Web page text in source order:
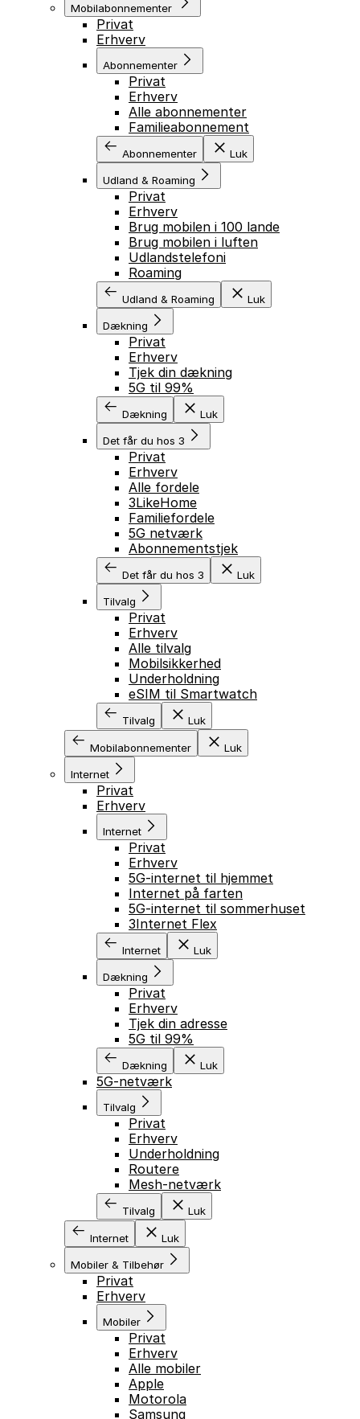
Mobilabonnementer
Privat
Erhverv
Abonnementer
Privat
Erhverv
Alle abonnementer
Familieabonnement
Abonnementer Luk
Udland & Roaming
Privat
Erhverv
Brug mobilen i 100 lande
Brug mobilen i luften
Udlandstelefoni
Roaming
Udland & Roaming Luk
Dækning
Privat
Erhverv
Tjek din dækning
5G til 99%
Dækning Luk
Det får du hos 3
Privat
Erhverv
Alle fordele
3LikeHome
Familiefordele
5G netværk
Abonnementstjek
Det får du hos 3 Luk
Tilvalg
Privat
Erhverv
Alle tilvalg
Mobilsikkerhed
Underholdning
eSIM til Smartwatch
Tilvalg Luk
Mobilabonnementer Luk
Internet
Privat
Erhverv
Internet
Privat
Erhverv
5G-internet til hjemmet
Internet på farten
5G-internet til sommerhuset
3Internet Flex
Internet Luk
Dækning
Privat
Erhverv
Tjek din adresse
5G til 99%
Dækning Luk
5G-netværk
Tilvalg
Privat
Erhverv
Underholdning
Routere
Mesh-netværk
Tilvalg Luk
Internet Luk
Mobiler & Tilbehør
Privat
Erhverv
Mobiler
Privat
Erhverv
Alle mobiler
Apple
Motorola
Samsung